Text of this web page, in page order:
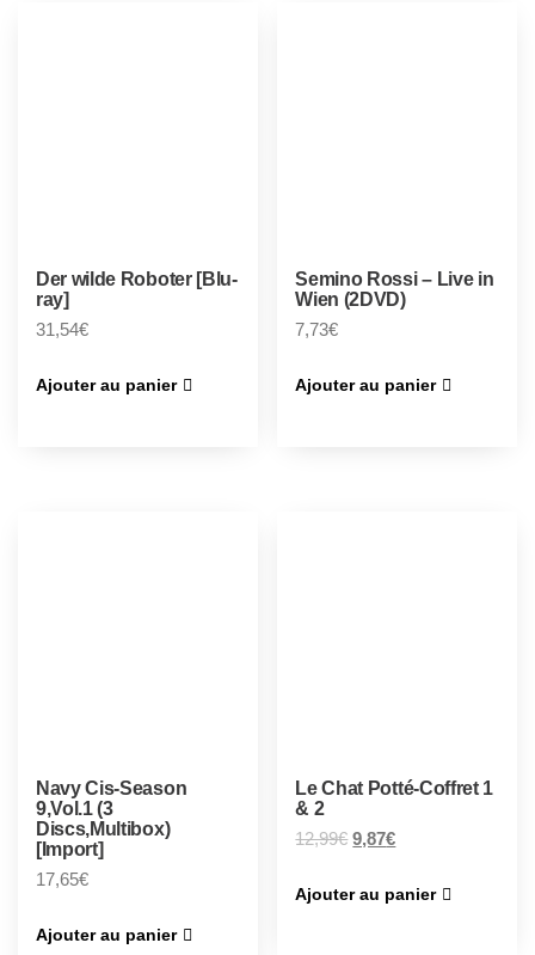
Der wilde Roboter [Blu-
ray]
31,54€
Ajouter au panier
Semino Rossi – Live in
Wien (2DVD)
7,73€
Ajouter au panier
Navy Cis-Season
9,Vol.1 (3
Discs,Multibox)
[Import]
17,65€
Ajouter au panier
Le Chat Potté-Coffret 1
& 2
12,99€ 9,87€
Ajouter au panier